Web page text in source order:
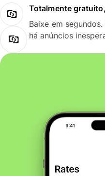
Totalmente
Baixe em
há anúncios